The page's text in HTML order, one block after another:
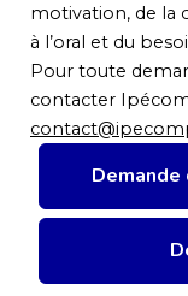
motivation, de la
à l’oral et du
Pour toute
contacter
Demande